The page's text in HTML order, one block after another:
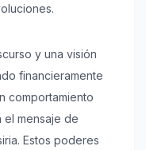
y una visión
financieramente
comportamiento
mensaje de
Estos poderes